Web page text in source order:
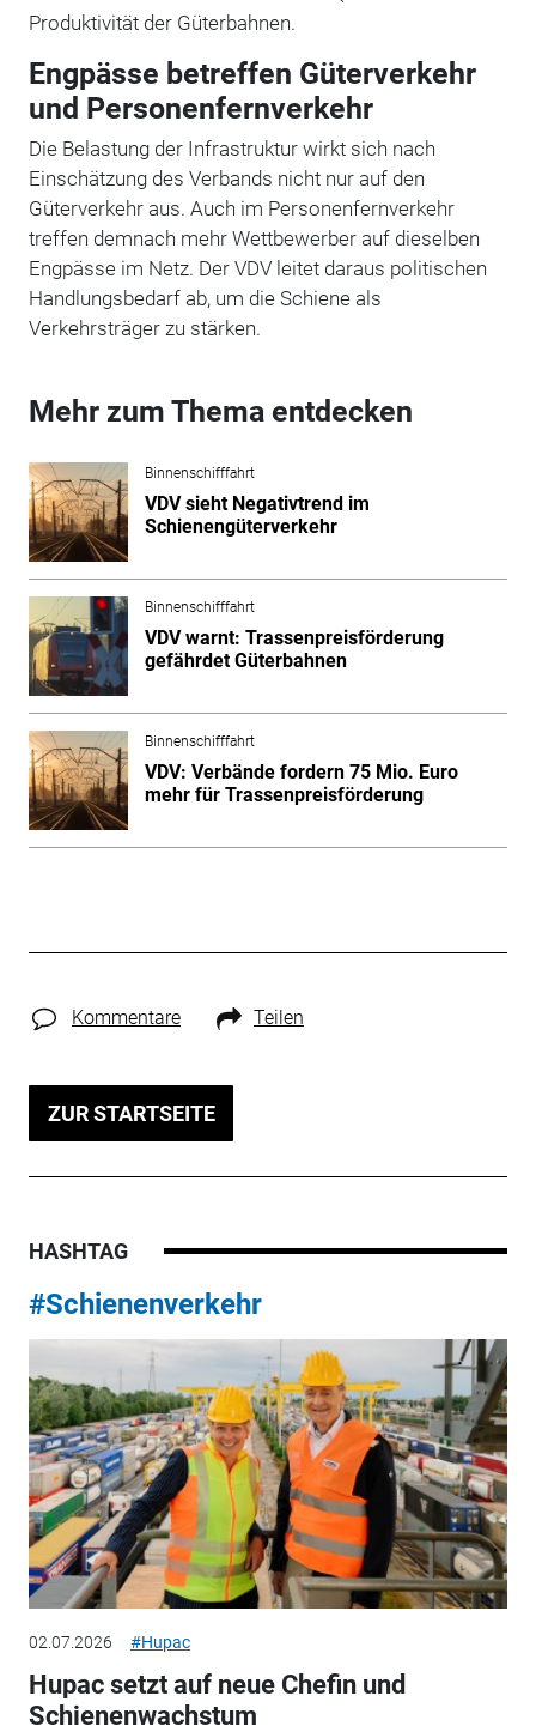
Produktivität der Güterbahnen.
Engpässe betreffen Güterverkehr
und Personenfernverkehr
Die Belastung der Infrastruktur wirkt sich nach
Einschätzung des Verbands nicht nur auf den
Güterverkehr aus. Auch im Personenfernverkehr
treffen demnach mehr Wettbewerber auf dieselben
Engpässe im Netz. Der VDV leitet daraus politischen
Handlungsbedarf ab, um die Schiene als
Verkehrsträger zu stärken.
Mehr zum Thema entdecken
Binnenschifffahrt
VDV sieht Negativtrend im
Schienengüterverkehr
Binnenschifffahrt
VDV warnt: Trassenpreisförderung
gefährdet Güterbahnen
Binnenschifffahrt
VDV: Verbände fordern 75 Mio. Euro
mehr für Trassenpreisförderung
Kommentare Teilen
ZUR STARTSEITE
HASHTAG
#Schienenverkehr
02.07.2026 #Hupac
Hupac setzt auf neue Chefin und
Schienenwachstum